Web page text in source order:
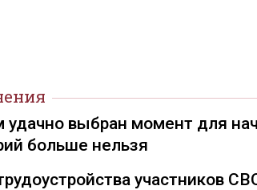
выбран момент для
больше нельзя
участников